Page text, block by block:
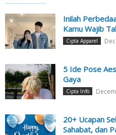
Inilah
Kamu Wajib
Cipta Apparel
5 Ide Pose
Gaya
Cipta Info
20+ Ucapan
Sahabat, dan